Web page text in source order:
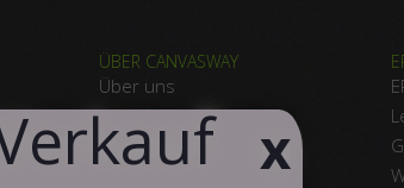
ÜBER CANVASWAY
Über uns
Warum Canvasway.com
Produktqualität
x